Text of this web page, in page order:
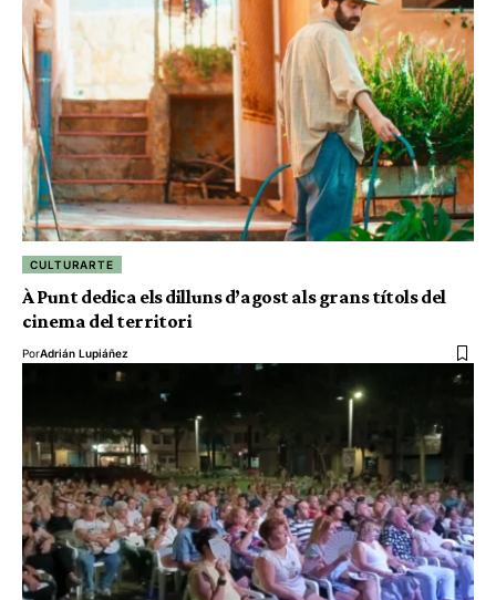
CULTURARTE
À Punt dedica els dilluns d’agost als grans títols del
cinema del territori
PorAdrián Lupiáñez